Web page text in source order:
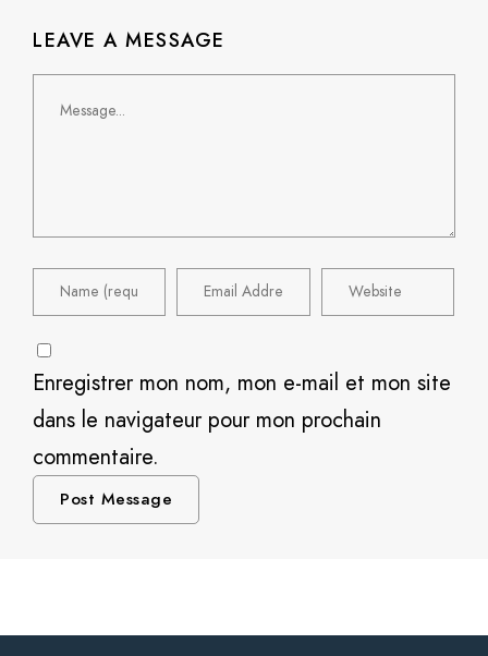
LEAVE A MESSAGE
Enregistrer mon nom, mon e-mail et mon site
dans le navigateur pour mon prochain
commentaire.